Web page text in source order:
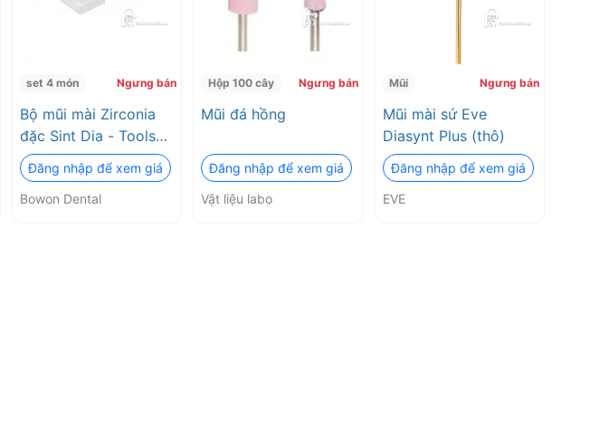
set 4 món Ngưng bán
Bộ mũi mài Zirconia
đặc Sint Dia - Tools
Bowon Dental
Đăng nhập để xem giá
Bowon Dental
Hộp 100 cây Ngưng bán
Mũi đá hồng
Đăng nhập để xem giá
Vật liệu labo
Mũi Ngưng bán
Mũi mài sứ Eve
Diasynt Plus (thô)
Đăng nhập để xem giá
EVE